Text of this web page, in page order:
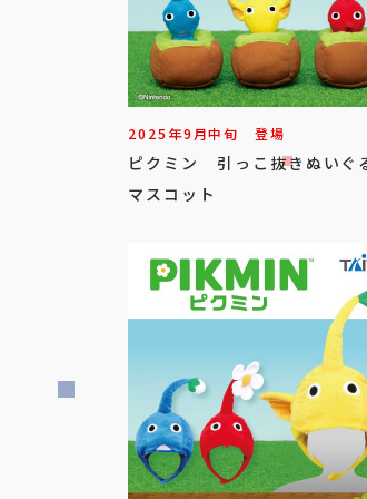
2025年9月中旬 登場
ピクミン 引っこ抜きぬいぐ
マスコット